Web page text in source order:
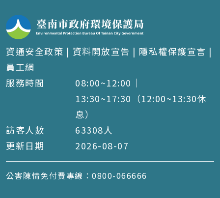
資通安全政策 | 資料開放宣告 | 隱私權保護宣言 |
員工網
服務時間
08:00~12:00｜
13:30~17:30（12:00~13:30休
息）
訪客人數
63308人
更新日期
2026-08-07
公害陳情免付費專線：0800-066666